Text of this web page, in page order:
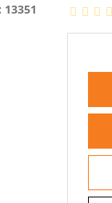
13351